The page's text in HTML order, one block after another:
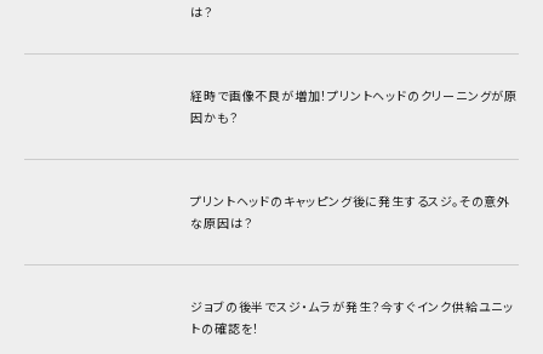
は？
経時で画像不良が増加！プリントヘッドのクリーニングが原
因かも？
プリントヘッドのキャッピング後に発生するスジ。その意外
な原因は？
ジョブの後半でスジ・ムラが発生？今すぐインク供給ユニッ
トの確認を！